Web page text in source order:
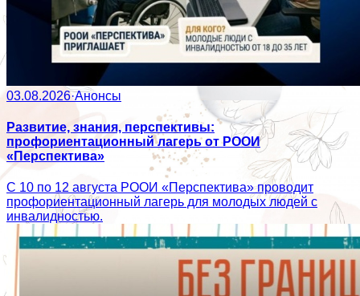
03.08.2026·Анонсы
Развитие, знания, перспективы:
профориентационный лагерь от РООИ
«Перспектива»
С 10 по 12 августа РООИ «Перспектива» проводит
профориентационный лагерь для молодых людей с
инвалидностью.